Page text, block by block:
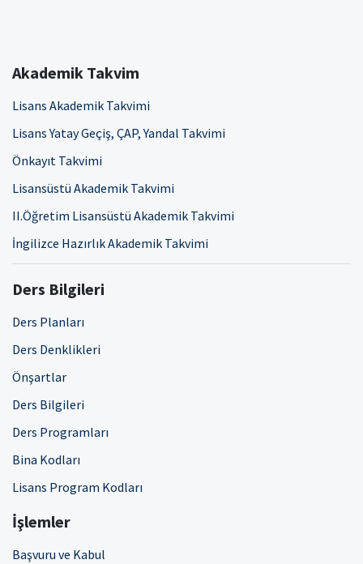
Akademik Takvim
Lisans Akademik Takvimi
Lisans Yatay Geçiş, ÇAP, Yandal Takvimi
Önkayıt Takvimi
Lisansüstü Akademik Takvimi
II.Öğretim Lisansüstü Akademik Takvimi
İngilizce Hazırlık Akademik Takvimi
Ders Bilgileri
Ders Planları
Ders Denklikleri
Önşartlar
Ders Bilgileri
Ders Programları
Bina Kodları
Lisans Program Kodları
İşlemler
Başvuru ve Kabul